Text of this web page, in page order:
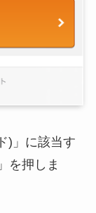
)」に該当す
を押しま